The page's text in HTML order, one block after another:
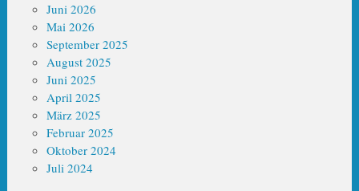
Juni 2026
Mai 2026
September 2025
August 2025
Juni 2025
April 2025
März 2025
Februar 2025
Oktober 2024
Juli 2024